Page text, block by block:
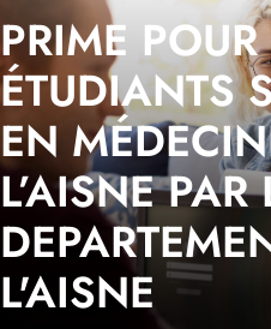
PRIME POUR
ÉTUDIANTS
EN
L’AISNE
L'AISNE